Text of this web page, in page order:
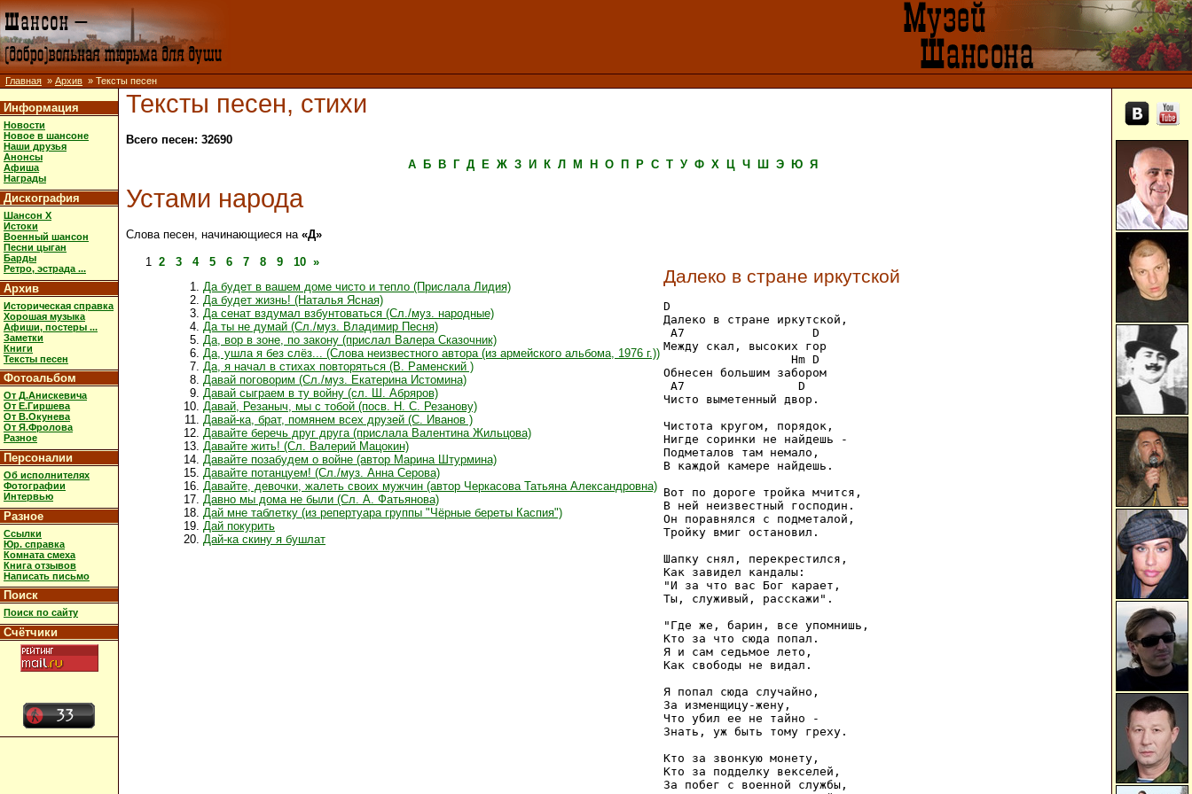
Главная » Архив » Тексты песен
Информация
Новости
Новое в шансоне
Наши друзья
Анонсы
Афиша
Награды
Дискография
Шансон X
Истоки
Военный шансон
Песни цыган
Барды
Ретро, эстрада ...
Архив
Историческая справка
Хорошая музыка
Афиши, постеры ...
Заметки
Книги
Тексты песен
Фотоальбом
От Д.Анискевича
От Е.Гиршева
От В.Окунева
От Я.Фролова
Разное
Персоналии
Об исполнителях
Фотографии
Интервью
Разное
Ссылки
Юр. справка
Комната смеха
Книга отзывов
Написать письмо
Поиск
Поиск по сайту
Счётчики
Тексты песен, стихи
Всего песен: 32690
А
Б В Г Д Е Ж З И К Л М Н О П Р С Т У Ф Х Ц Ч Ш Э Ю Я
Устами народа
Слова песен, начинающиеся на «Д»
1 2 3 4 5 6 7 8 9 10 »
Да будет в вашем доме чисто и тепло (Прислала Лидия)
Да будет жизнь! (Наталья Ясная)
Да сенат вздумал взбунтоваться (Сл./муз. народные)
Да ты не думай (Сл./муз. Владимир Песня)
Да, вор в зоне, по закону (прислал Валера Сказочник)
Да, ушла я без слёз... (Слова неизвестного автора (из армейского альбома, 1976 г.))
Да, я начал в стихах повторяться (В. Раменский )
Давай поговорим (Сл./муз. Екатерина Истомина)
Давай сыграем в ту войну (сл. Ш. Абряров)
Давай, Резаныч, мы с тобой (посв. Н. С. Резанову)
Давай-ка, брат, помянем всех друзей (С. Иванов )
Давайте беречь друг друга (прислала Валентина Жильцова)
Давайте жить! (Сл. Валерий Мацокин)
Давайте позабудем о войне (автор Марина Штурмина)
Давайте потанцуем! (Сл./муз. Анна Серова)
Давайте, девочки, жалеть своих мужчин (автор Черкасова Татьяна Александровна)
Давно мы дома не были (Сл. А. Фатьянова)
Дай мне таблетку (из репертуара группы "Чёрные береты Каспия")
Дай покурить
Дай-ка скину я бушлат
Далеко в стране иркутской
D
Далеко в стране иркутской,
A7                  D
Между скал, высоких гор
                  Hm D
Обнесен большим забором
A7                D
Чисто выметенный двор.
Чистота кругом, порядок,
Нигде соринки не найдешь -
Подметалов там немало,
В каждой камере найдешь.
Вот по дороге тройка мчится,
В ней неизвестный господин.
Он поравнялся с подметалой,
Тройку вмиг остановил.
Шапку снял, перекрестился,
Как завидел кандалы:
"И за что вас Бог карает,
Ты, служивый, расскажи".
"Где же, барин, все упомнишь,
Кто за что сюда попал.
Я и сам седьмое лето,
Как свободы не видал.
Я попал сюда случайно,
За изменщицу-жену,
Что убил ее не тайно -
Знать, уж быть тому греху.
Кто за звонкую монету,
Кто за подделку векселей,
За побег с военной службы,